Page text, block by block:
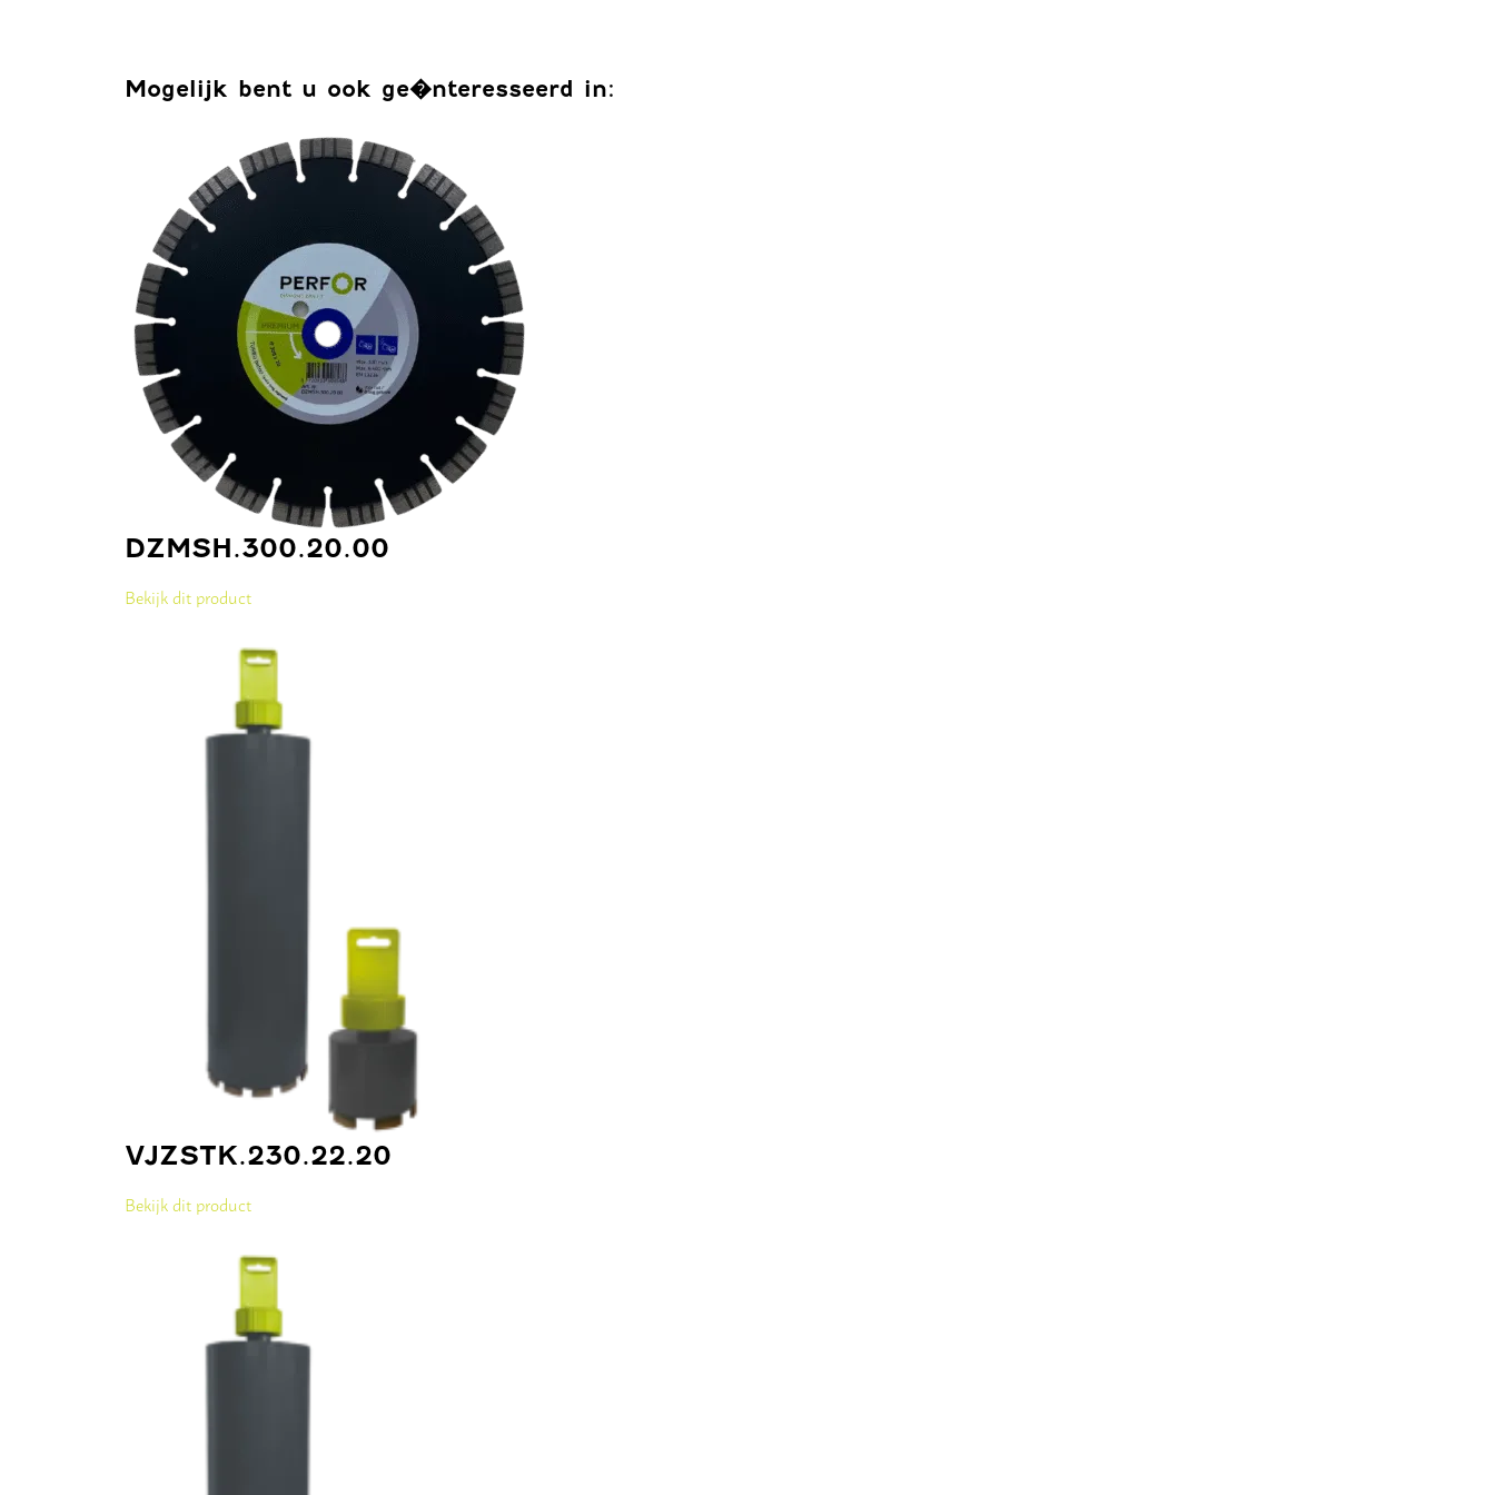
Mogelijk bent u ook ge�nteresseerd in:
DZMSH.300.20.00
Bekijk dit product
VJZSTK.230.22.20
Bekijk dit product